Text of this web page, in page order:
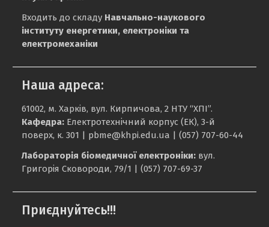
Входить до складу Навчально-наукового
інституту енергетики, електроніки та
електромеханіки
Наша адреса:
61002, м. Харків, вул. Кирпичова, 2 НТУ “ХПІ”.
Кафедра: Електротехнічний корпус (ЕК), 3-й
поверх, к. 301 | pbme@khpi.edu.ua | (057) 707-60-44
Лабораторія біомедичної електроніки: вул.
Григорія Сковороди, 79/1 | (057) 707-69-37
Приєднуйтесь!!!